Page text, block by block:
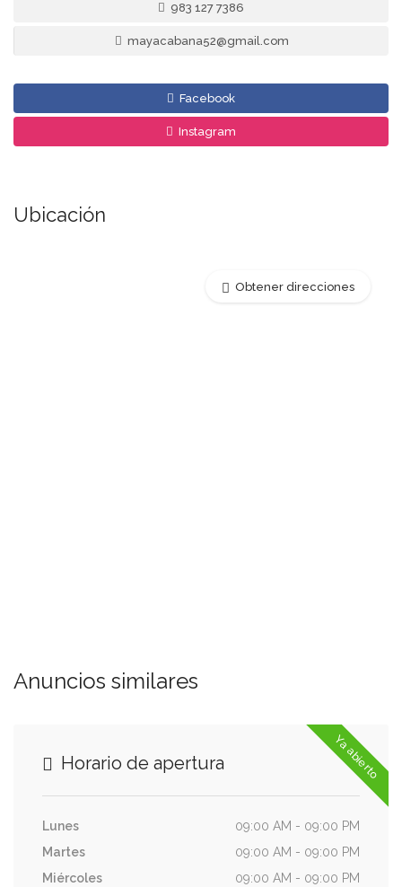
983 127 7386
mayacabana52@gmail.com
Facebook
Instagram
Ubicación
Obtener direcciones
Anuncios similares
Ya abierto
Horario de apertura
Lunes
09:00 AM - 09:00 PM
Martes
09:00 AM - 09:00 PM
Miércoles
09:00 AM - 09:00 PM